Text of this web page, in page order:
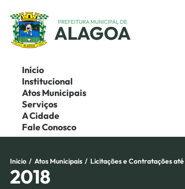
para
conteúdo
Início
Institucional
Atos Municipais
Serviços
A Cidade
Fale Conosco
Inicio / Atos Municipais / Licitações e Contratações
2018